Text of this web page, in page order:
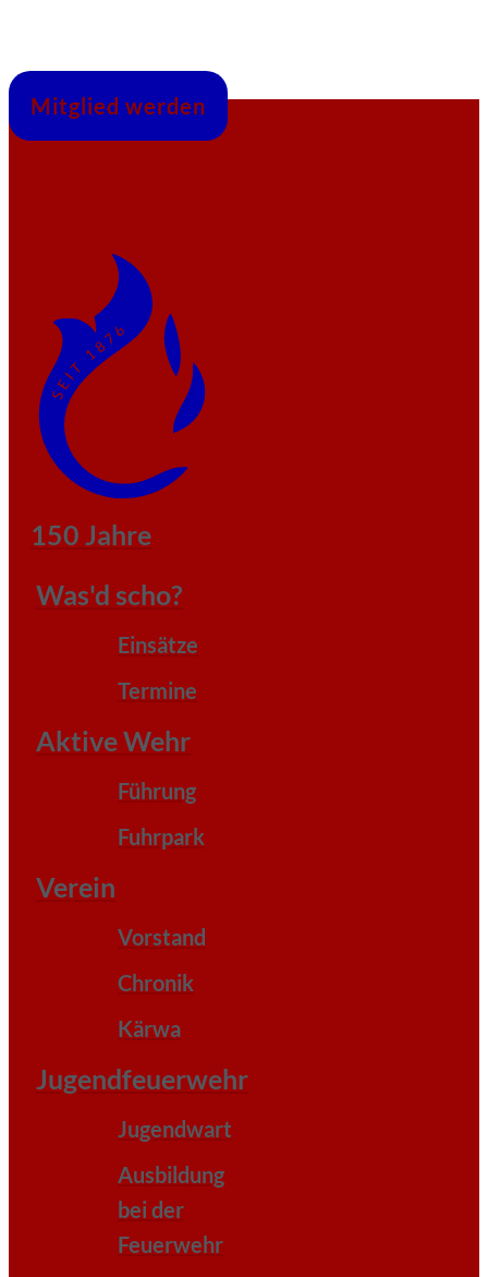
Mitglied werden
150 Jahre
Was'd scho?
Einsätze
Termine
Aktive Wehr
Führung
Fuhrpark
Verein
Vorstand
Chronik
Kärwa
Jugendfeuerwehr
Jugendwart
Ausbildung
bei der
Feuerwehr